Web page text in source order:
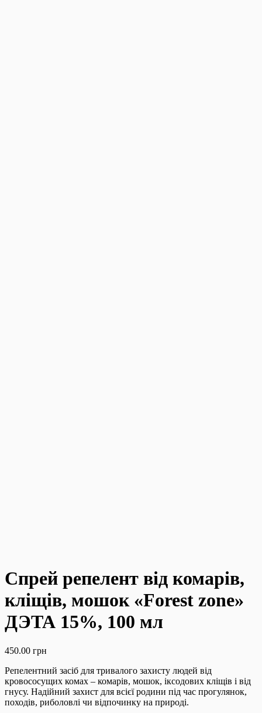
Спрей репелент від комарів,
кліщів, мошок «Forest zone»
ДЭТА 15%, 100 мл
450.00 грн
Репелентний засіб для тривалого захисту людей від
кровососущих комах – комарів, мошок, іксодових кліщів і від
гнусу. Надійний захист для всієї родини під час прогулянок,
походів, риболовлі чи відпочинку на природі.